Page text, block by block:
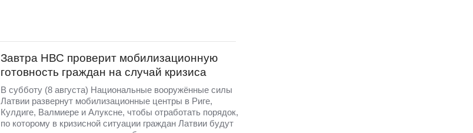
Завтра НВС проверит мобилизационную
готовность граждан на случай кризиса
В субботу (8 августа) Национальные вооружённые силы
Латвии развернут мобилизационные центры в Риге,
Кулдиге, Валмиере и Алуксне, чтобы отработать порядок,
по которому в кризисной ситуации граждан Латвии будут